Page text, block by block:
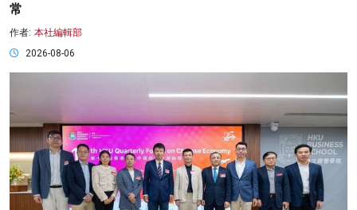
常
作者: 本社編輯部
2026-08-06